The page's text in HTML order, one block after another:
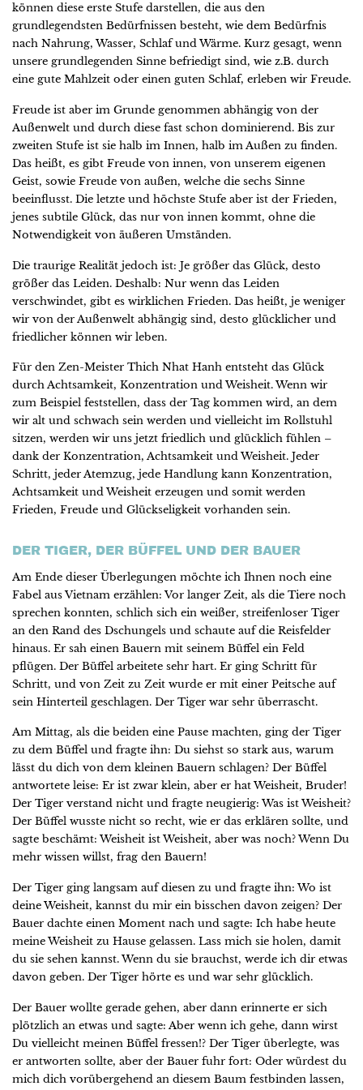
können diese erste Stufe darstellen, die aus den
grundlegendsten Bedürfnissen besteht, wie dem Bedürfnis
nach Nahrung, Wasser, Schlaf und Wärme. Kurz gesagt, wenn
unsere grundlegenden Sinne befriedigt sind, wie z.B. durch
eine gute Mahlzeit oder einen guten Schlaf, erleben wir Freude.
Freude ist aber im Grunde genommen abhängig von der
Außenwelt und durch diese fast schon dominierend. Bis zur
zweiten Stufe ist sie halb im Innen, halb im Außen zu finden.
Das heißt, es gibt Freude von innen, von unserem eigenen
Geist, sowie Freude von außen, welche die sechs Sinne
beeinflusst. Die letzte und höchste Stufe aber ist der Frieden,
jenes subtile Glück, das nur von innen kommt, ohne die
Notwendigkeit von äußeren Umständen.
Die traurige Realität jedoch ist: Je größer das Glück, desto
größer das Leiden. Deshalb: Nur wenn das Leiden
verschwindet, gibt es wirklichen Frieden. Das heißt, je weniger
wir von der Außenwelt abhängig sind, desto glücklicher und
friedlicher können wir leben.
Für den Zen-Meister Thich Nhat Hanh entsteht das Glück
durch Achtsamkeit, Konzentration und Weisheit. Wenn wir
zum Beispiel feststellen, dass der Tag kommen wird, an dem
wir alt und schwach sein werden und vielleicht im Rollstuhl
sitzen, werden wir uns jetzt friedlich und glücklich fühlen –
dank der Konzentration, Achtsamkeit und Weisheit. Jeder
Schritt, jeder Atemzug, jede Handlung kann Konzentration,
Achtsamkeit und Weisheit erzeugen und somit werden
Frieden, Freude und Glückseligkeit vorhanden sein.
DER TIGER, DER BÜFFEL UND DER BAUER
Am Ende dieser Überlegungen möchte ich Ihnen noch eine
Fabel aus Vietnam erzählen: Vor langer Zeit, als die Tiere noch
sprechen konnten, schlich sich ein weißer, streifenloser Tiger
an den Rand des Dschungels und schaute auf die Reisfelder
hinaus. Er sah einen Bauern mit seinem Büffel ein Feld
pflügen. Der Büffel arbeitete sehr hart. Er ging Schritt für
Schritt, und von Zeit zu Zeit wurde er mit einer Peitsche auf
sein Hinterteil geschlagen. Der Tiger war sehr überrascht.
Am Mittag, als die beiden eine Pause machten, ging der Tiger
zu dem Büffel und fragte ihn: Du siehst so stark aus, warum
lässt du dich von dem kleinen Bauern schlagen? Der Büffel
antwortete leise: Er ist zwar klein, aber er hat Weisheit, Bruder!
Der Tiger verstand nicht und fragte neugierig: Was ist Weisheit?
Der Büffel wusste nicht so recht, wie er das erklären sollte, und
sagte beschämt: Weisheit ist Weisheit, aber was noch? Wenn Du
mehr wissen willst, frag den Bauern!
Der Tiger ging langsam auf diesen zu und fragte ihn: Wo ist
deine Weisheit, kannst du mir ein bisschen davon zeigen? Der
Bauer dachte einen Moment nach und sagte: Ich habe heute
meine Weisheit zu Hause gelassen. Lass mich sie holen, damit
du sie sehen kannst. Wenn du sie brauchst, werde ich dir etwas
davon geben. Der Tiger hörte es und war sehr glücklich.
Der Bauer wollte gerade gehen, aber dann erinnerte er sich
plötzlich an etwas und sagte: Aber wenn ich gehe, dann wirst
Du vielleicht meinen Büffel fressen!? Der Tiger überlegte, was
er antworten sollte, aber der Bauer fuhr fort: Oder würdest du
mich dich vorübergehend an diesem Baum festbinden lassen,